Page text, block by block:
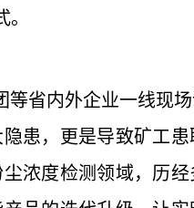
省内外企业一线现
患，更是导致矿工
浓度检测领域，历